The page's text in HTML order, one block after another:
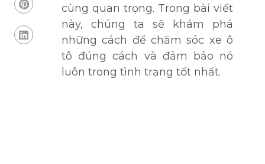
cùng quan trọng. Trong bài viết
này, chúng ta sẽ khám phá
những cách để chăm sóc xe ô
tô đúng cách và đảm bảo nó
luôn trong tình trạng tốt nhất.